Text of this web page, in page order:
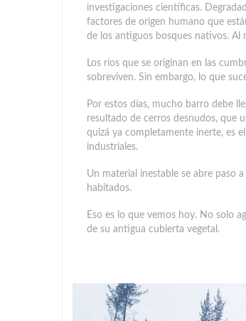
investigaciones científicas.
factores de origen humano que
de los antiguos bosques nativos. Al
Los ríos que se originan en las
sobreviven. Sin embargo, lo que
Por estos días, mucho barro debe
resultado de cerros desnudos, que
quizá ya completamente inerte, es
industriales.
Un material inestable se abre paso
habitados.
Eso es lo que vemos hoy. No solo
de su antigua cubierta vegetal.